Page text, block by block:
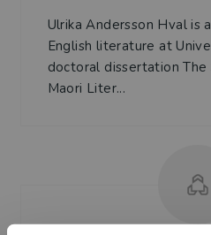
Ulrika Andersson Hval is
English literature at
doctoral dissertation The
Maori Liter...